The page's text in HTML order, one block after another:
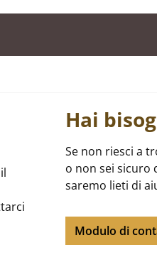
Hai
Se non riesci a
o non sei sicuro
saremo lieti di
Modulo di